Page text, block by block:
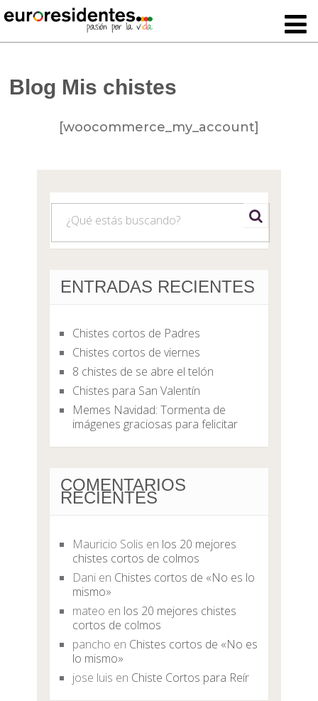
Blog Mis chistes
[woocommerce_my_account]
ENTRADAS RECIENTES
Chistes cortos de Padres
Chistes cortos de viernes
8 chistes de se abre el telón
Chistes para San Valentín
Memes Navidad: Tormenta de
imágenes graciosas para felicitar
COMENTARIOS
RECIENTES
Mauricio Solis en los 20 mejores
chistes cortos de colmos
Danien Chistes cortos de «No es lo
mismo»
mateo en los 20 mejores chistes
cortos de colmos
pancho en Chistes cortos de «No es
lo mismo»
jose luis en Chiste Cortos para Reír